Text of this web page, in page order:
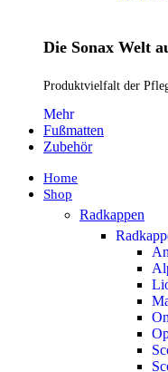
Die Sonax Welt
Produktvielfalt der
Mehr
Fußmatten
Zubehör
Home
Shop
Radkappen